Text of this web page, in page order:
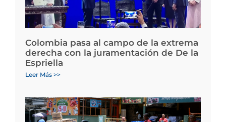
Colombia pasa al campo de la extrema
derecha con la juramentación de De la
Espriella
Leer Más >>